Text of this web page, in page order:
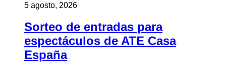
5 agosto, 2026
Sorteo de entradas para
espectáculos de ATE Casa
España